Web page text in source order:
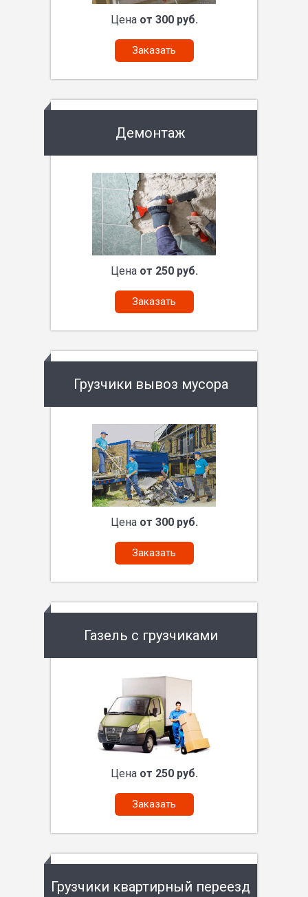
Цена от 300 руб.
Заказать
Демонтаж
Цена от 250 руб.
Заказать
Грузчики вывоз мусора
Цена от 300 руб.
Заказать
Газель с грузчиками
Цена от 250 руб.
Заказать
Грузчики квартирный переезд